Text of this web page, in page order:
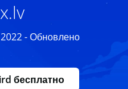
- Обновлено
бесплатно